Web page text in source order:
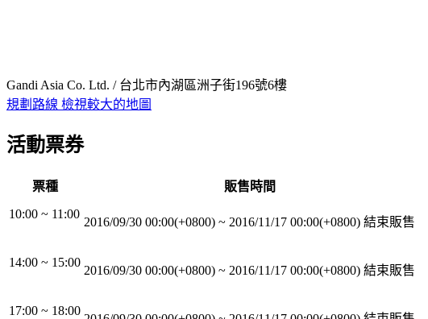
Gandi Asia Co. Ltd. / 台北市內湖區洲子街196號6樓
規劃路線 檢視較大的地圖
活動票券
票種 販售時間
10:00 ~ 11:00
2016/09/30 00:00(+0800) ~ 2016/11/17 00:00(+0800) 結束販售
14:00 ~ 15:00
2016/09/30 00:00(+0800) ~ 2016/11/17 00:00(+0800) 結束販售
17:00 ~ 18:00